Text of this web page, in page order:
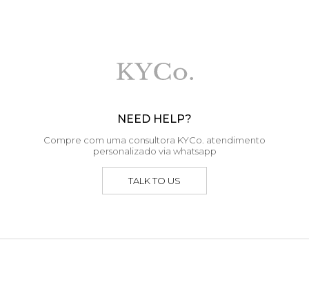
NEED HELP?
Compre com uma consultora KYCo. atendimento
personalizado via whatsapp
TALK TO US